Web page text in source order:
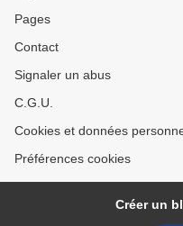
Pages
Contact
Signaler un abus
C.G.U.
Cookies et données
Préférences cookies
Créer un